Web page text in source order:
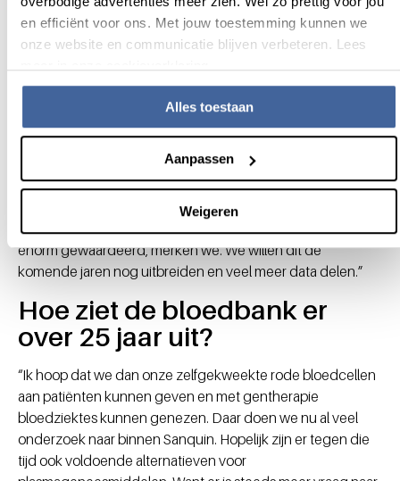
en efficiënt voor ons. Met jouw toestemming kunnen we
onze website en communicatie blijven verbeteren. Lees
Alles toestaan
Aanpassen
Weigeren
overal in Nederland zo goed mogelijk bereikbaar zijn voor
iedereen. Maar het was economisch niet haalbaar om op 50
plekken 6 dagen per week open te zijn. We hebben
steden, grotere locaties in te richten die langer open zijn en
steeds een landelijke dekking houden, omdat we blijven
gebruikmaken van de mobiele bloedbanklocaties. We
proberen ook op andere manieren veel service te bieden.
Zoals met ons pilotprogramma in 2023 om donors veel
meer informatie over hun gezondheid te geven. Dat wordt
enorm gewaardeerd, merken we. We willen dit de
komende jaren nog uitbreiden en veel meer data delen.”
Hoe ziet de bloedbank er
over 25 jaar uit?
“Ik hoop dat we dan onze zelfgekweekte rode bloedcellen
aan patiënten kunnen geven en met gentherapie
bloedziektes kunnen genezen. Daar doen we nu al veel
onderzoek naar binnen Sanquin. Hopelijk zijn er tegen die
tijd ook voldoende alternatieven voor